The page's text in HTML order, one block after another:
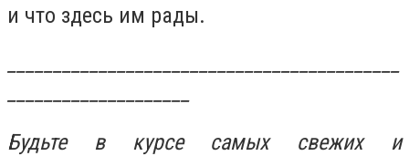
и что здесь им рады.
Будьте в курсе самых свежих и